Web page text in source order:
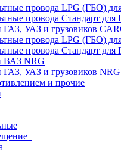
провода LPG (ГБО)
провода Стандарт для
ГАЗ, УАЗ и грузовиков
провода LPG (ГБО)
провода Стандарт для
ВАЗ NRG
ГАЗ, УАЗ и грузовиков NRG
и прочие